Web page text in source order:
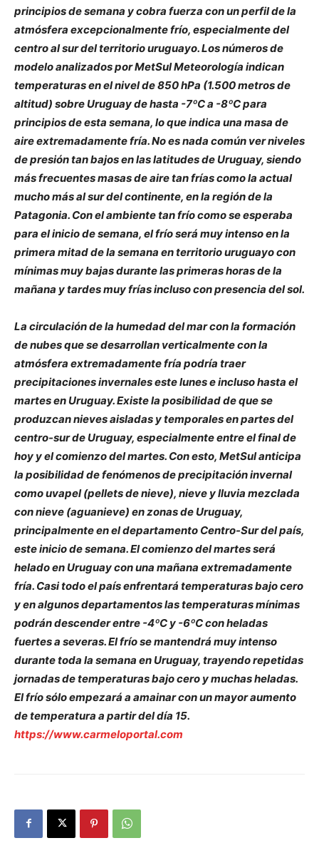
principios de semana y cobra fuerza con un perfil de la
atmósfera excepcionalmente frío, especialmente del
centro al sur del territorio uruguayo. Los números de
modelo analizados por MetSul Meteorología indican
temperaturas en el nivel de 850 hPa (1.500 metros de
altitud) sobre Uruguay de hasta -7ºC a -8ºC para
principios de esta semana, lo que indica una masa de
aire extremadamente fría. No es nada común ver niveles
de presión tan bajos en las latitudes de Uruguay, siendo
más frecuentes masas de aire tan frías como la actual
mucho más al sur del continente, en la región de la
Patagonia. Con el ambiente tan frío como se esperaba
para el inicio de semana, el frío será muy intenso en la
primera mitad de la semana en territorio uruguayo con
mínimas muy bajas durante las primeras horas de la
mañana y tardes muy frías incluso con presencia del sol.
La circulación de la humedad del mar con la formación
de nubes que se desarrollan verticalmente con la
atmósfera extremadamente fría podría traer
precipitaciones invernales este lunes e incluso hasta el
martes en Uruguay. Existe la posibilidad de que se
produzcan nieves aisladas y temporales en partes del
centro-sur de Uruguay, especialmente entre el final de
hoy y el comienzo del martes. Con esto, MetSul anticipa
la posibilidad de fenómenos de precipitación invernal
como uvapel (pellets de nieve), nieve y lluvia mezclada
con nieve (aguanieve) en zonas de Uruguay,
principalmente en el departamento Centro-Sur del país,
este inicio de semana. El comienzo del martes será
helado en Uruguay con una mañana extremadamente
fría. Casi todo el país enfrentará temperaturas bajo cero
y en algunos departamentos las temperaturas mínimas
podrán descender entre -4ºC y -6ºC con heladas
fuertes a severas. El frío se mantendrá muy intenso
durante toda la semana en Uruguay, trayendo repetidas
jornadas de temperaturas bajo cero y muchas heladas.
El frío sólo empezará a amainar con un mayor aumento
de temperatura a partir del día 15.
https://www.carmeloportal.com